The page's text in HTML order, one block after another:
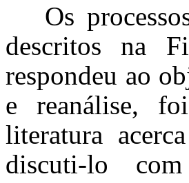
Os
descritos na
respondeu ao
e reanálise,
literatura
discuti-lo